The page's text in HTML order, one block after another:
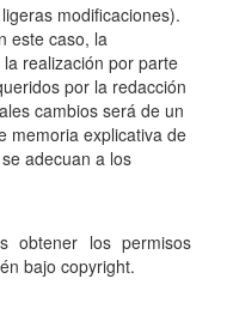
modificaciones).
este caso, la
realización por parte
por la redacción
cambios será de un
memoria explicativa de
adecuan a los
obtener los permisos
bajo copyright.